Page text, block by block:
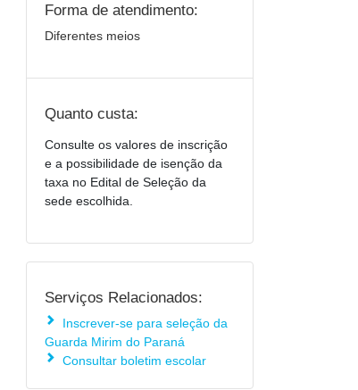
Forma de atendimento:
Diferentes meios
Quanto custa:
Consulte os valores de inscrição
e a possibilidade de isenção da
taxa no Edital de Seleção da
sede escolhida.
Serviços Relacionados:
Inscrever-se para seleção da
Guarda Mirim do Paraná
Consultar boletim escolar